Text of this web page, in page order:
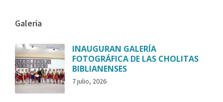
Galeria
INAUGURAN GALERÍA
FOTOGRÁFICA DE LAS CHOLITAS
BIBLIANENSES
7 julio, 2026